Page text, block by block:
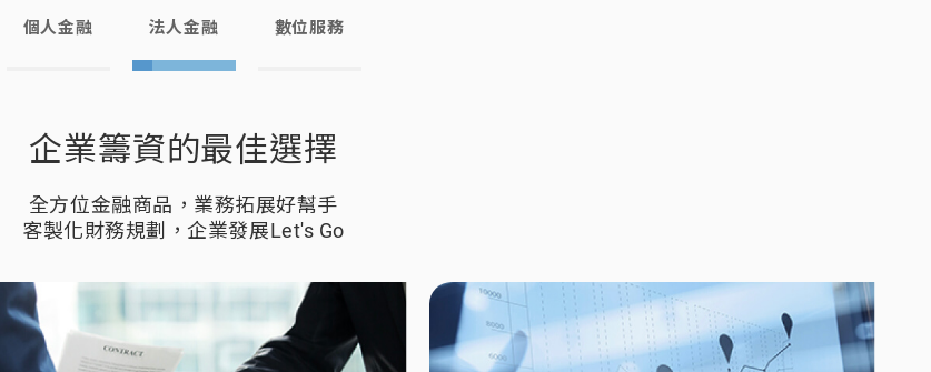
個人金融
true
法人金融
true
數位服務
理財幫手，夢想推手
立即申辦免等待，一通電話馬上辦
輕鬆還款無負擔，支持您實現夢想！
企業籌資的最佳選擇
全方位金融商品，業務拓展好幫手
客製化財務規劃，企業發展Let's Go
全方位數位行動金融服務
從分期、繳款到售後一條龍式數位服務
在家也可完成，擁有更多自由時間，即刻體驗！